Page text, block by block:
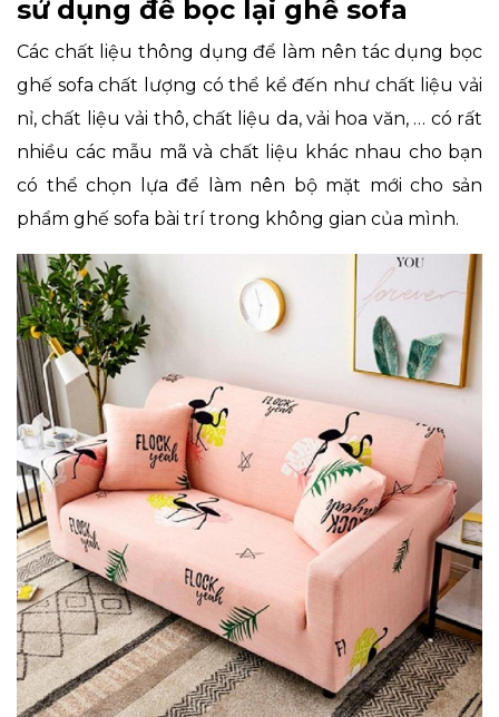
sử dụng để bọc lại ghế sofa
Các chất liệu thông dụng để làm nên tác dụng bọc
ghế sofa chất lượng có thể kể đến như chất liệu vải
nỉ, chất liệu vải thô, chất liệu da, vải hoa văn, … có rất
nhiều các mẫu mã và chất liệu khác nhau cho bạn
có thể chọn lựa để làm nên bộ mặt mới cho sản
phẩm ghế sofa bài trí trong không gian của mình.